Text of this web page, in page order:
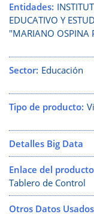
Entidades
EDUCATIVO Y
"MARIANO OSPINA
Sector Educación
Tipo de producto
Detalles Big Data
Enlace del producto
Tablero de Control
Otros Datos Usados